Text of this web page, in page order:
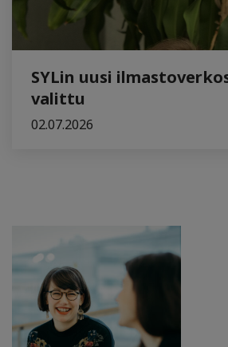
SYLin uusi
valittu
02.07.2026